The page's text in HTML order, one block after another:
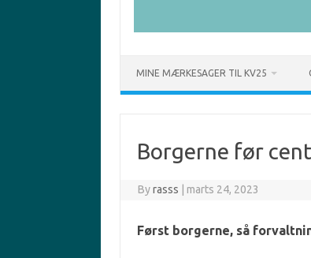
MINE MÆRKESAGER TIL KV25
Borgerne før
Byrasss marts 24, 2023
Først borgerne, så